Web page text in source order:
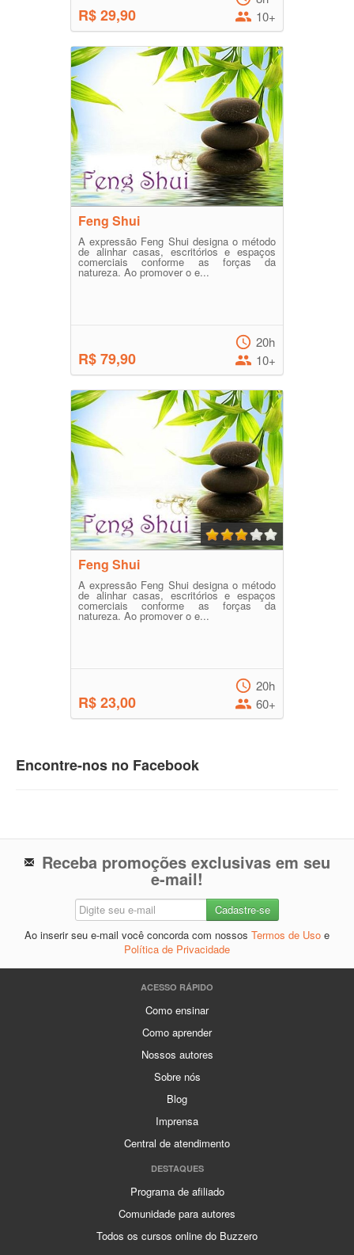
R$ 29,90
10+
Feng Shui
A expressão Feng Shui designa o método
de alinhar casas, escritórios e espaços
comerciais conforme as forças da
natureza. Ao promover o e...
R$ 79,90
20h
10+
Feng Shui
A expressão Feng Shui designa o método
de alinhar casas, escritórios e espaços
comerciais conforme as forças da
natureza. Ao promover o e...
R$ 23,00
20h
60+
Encontre-nos no Facebook
Receba promoções exclusivas em seu
e-mail!
Ao inserir seu e-mail você concorda com nossos Termos de Uso e
Política de Privacidade
ACESSO RÁPIDO
Como ensinar
Como aprender
Nossos autores
Sobre nós
Blog
Imprensa
Central de atendimento
DESTAQUES
Programa de afiliado
Comunidade para autores
Todos os cursos online do Buzzero